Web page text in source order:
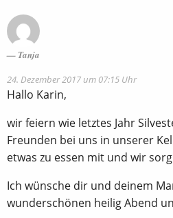
Tanja
24. Dezember 2017 um 07:15 Uhr
Hallo Karin,
wir feiern wie letztes Jahr
Freunden bei uns in unserer
etwas zu essen mit und wir
Ich wünsche dir und deinem
wunderschönen heilig Abend